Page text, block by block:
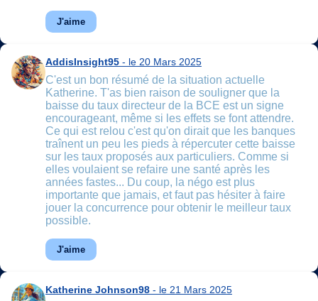
J'aime
AddisInsight95 - le 20 Mars 2025
C'est un bon résumé de la situation actuelle
Katherine. T'as bien raison de souligner que la
baisse du taux directeur de la BCE est un signe
encourageant, même si les effets se font attendre.
Ce qui est relou c'est qu'on dirait que les banques
traînent un peu les pieds à répercuter cette baisse
sur les taux proposés aux particuliers. Comme si
elles voulaient se refaire une santé après les
années fastes... Du coup, la négo est plus
importante que jamais, et faut pas hésiter à faire
jouer la concurrence pour obtenir le meilleur taux
possible.
J'aime
Katherine Johnson98 - le 21 Mars 2025